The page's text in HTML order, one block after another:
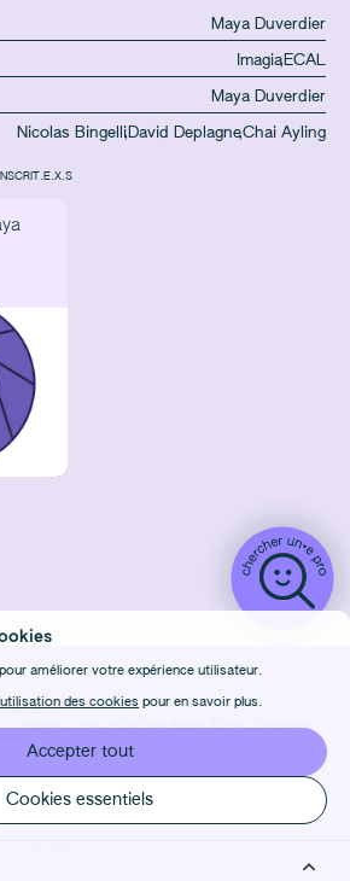
Maya Duverdier
Imagia, ECAL
Maya Duverdier
Nicolas Bingelli, David Deplagne,Chai Ayling
améliorer votre expérience utilisateur.
des cookies pour en savoir plus.
Cookies essentiels
Accepter tout
CRÉDITS
Équipes :Elles Font Des Films&Elles Tournent
Design & Front-end :